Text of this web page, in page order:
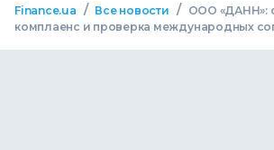
Finance.ua / Все новости /
ООО «ДАНН»:
комплаенс и проверка международных